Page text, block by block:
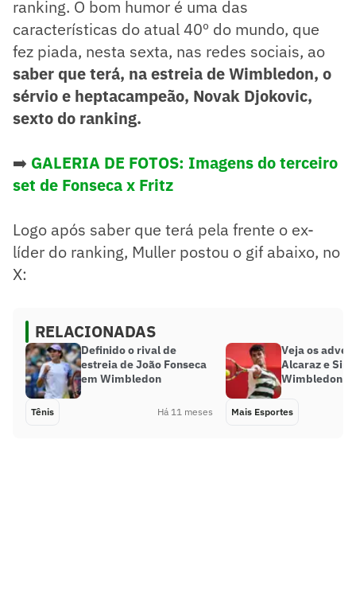
ranking. O bom humor é uma das
características do atual 40º do mundo, que
fez piada, nesta sexta, nas redes sociais, ao
saber que terá, na estreia de Wimbledon, o
sérvio e heptacampeão, Novak Djokovic,
sexto do ranking.
➡️ GALERIA DE FOTOS: Imagens do terceiro
set de Fonseca x Fritz
Logo após saber que terá pela frente o ex-
líder do ranking, Muller postou o gif abaixo, no
X:
RELACIONADAS
Definido o rival de
estreia de João Fonseca
em Wimbledon
Tênis Há 11 meses
Veja os
Alcaraz e
Wimbledon
Mais Esportes